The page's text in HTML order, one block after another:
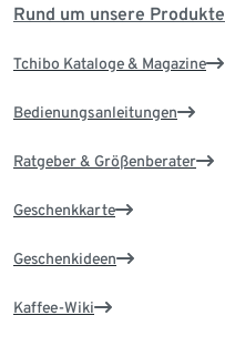
Rund um unsere Produkte
Tchibo Kataloge & Magazine
Bedienungsanleitungen
Ratgeber & Größenberater
Geschenkkarte
Geschenkideen
Kaffee-Wiki